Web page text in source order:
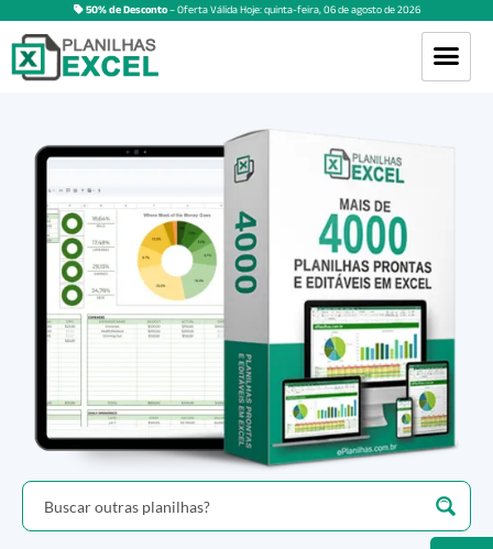
50% de Desconto– Oferta Válida Hoje:quinta-feira,06deagostode2026